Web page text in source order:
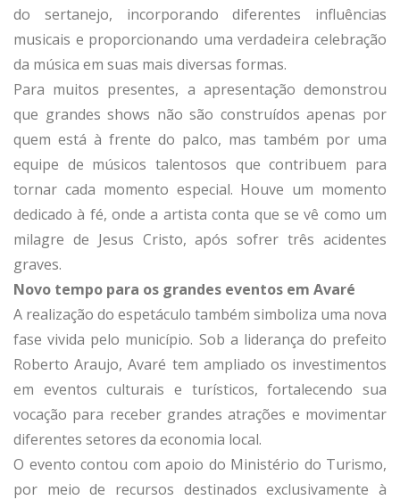
do sertanejo, incorporando diferentes influências
musicais e proporcionando uma verdadeira celebração
da música em suas mais diversas formas.
Para muitos presentes, a apresentação demonstrou
que grandes shows não são construídos apenas por
quem está à frente do palco, mas também por uma
equipe de músicos talentosos que contribuem para
tornar cada momento especial. Houve um momento
dedicado à fé, onde a artista conta que se vê como um
milagre de Jesus Cristo, após sofrer três acidentes
graves.
Novo tempo para os grandes eventos em Avaré
A realização do espetáculo também simboliza uma nova
fase vivida pelo município. Sob a liderança do prefeito
Roberto Araujo, Avaré tem ampliado os investimentos
em eventos culturais e turísticos, fortalecendo sua
vocação para receber grandes atrações e movimentar
diferentes setores da economia local.
O evento contou com apoio do Ministério do Turismo,
por meio de recursos destinados exclusivamente à